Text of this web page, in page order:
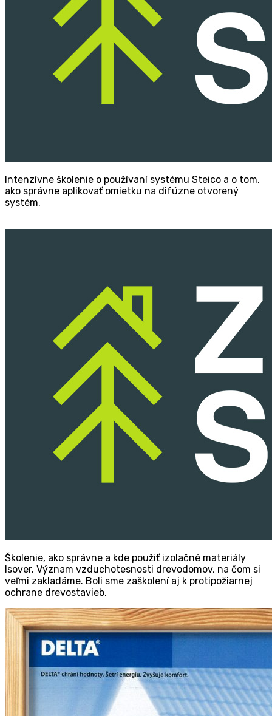
Inten­zív­ne ško­le­nie o pou­ží­va­ní sys­té­mu Ste­i­co a o tom,
ako správ­ne apli­ko­vať omi­et­ku na difúz­ne otvo­re­ný
systém.
Ško­le­nie, ako správ­ne a kde pou­žiť izo­lač­né mate­ri­á­ly
Iso­ver. Význam vzdu­cho­tes­nos­ti dre­vo­do­mov, na čom si
veľ­mi zakla­dá­me. Boli sme zaško­le­ní aj k pro­ti­po­ži­ar­nej
ochra­ne drevostavieb.